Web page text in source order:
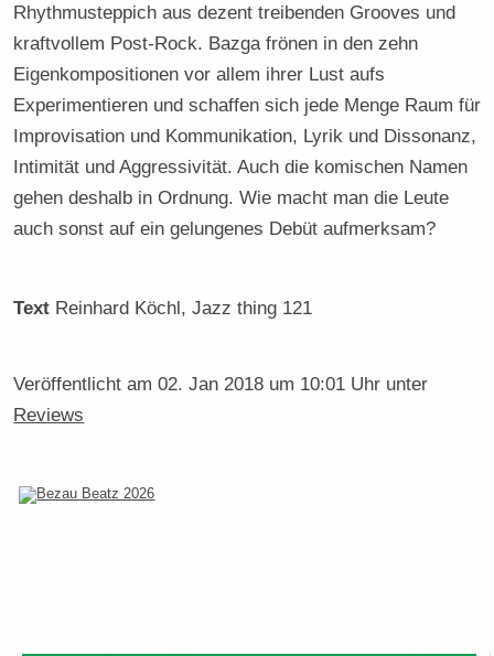
Rhythmusteppich aus dezent treibenden Grooves und
kraftvollem Post-Rock. Bazga frönen in den zehn
Eigenkompositionen vor allem ihrer Lust aufs
Experimentieren und schaffen sich jede Menge Raum für
Improvisation und Kommunikation, Lyrik und Dissonanz,
Intimität und Aggressivität. Auch die komischen Namen
gehen deshalb in Ordnung. Wie macht man die Leute
auch sonst auf ein gelungenes Debüt aufmerksam?
Text Reinhard Köchl, Jazz thing 121
Veröffentlicht am02. Jan 2018 um 10:01 Uhr unter
Reviews